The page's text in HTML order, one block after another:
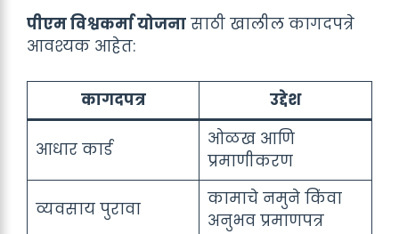
पीएम विश्वकर्मा योजना साठी खालील कागदपत्रे
आवश्यक आहेत:
कागदपत्र उद्देश
आधार कार्ड
ओळख आणि
प्रमाणीकरण
व्यवसाय पुरावा
कामाचे नमुने किंवा
अनुभव प्रमाणपत्र